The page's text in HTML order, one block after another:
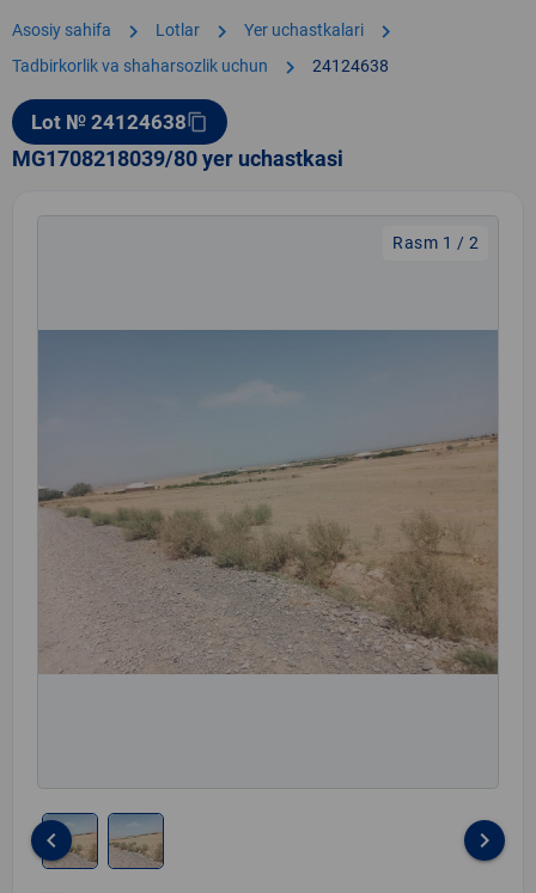
Asosiy sahifa chevron_right Lotlar chevron_right Yer uchastkalari chevron_right
Tadbirkorlik va shaharsozlik uchun chevron_right 24124638
Lot № 24124638content_copy
MG1708218039/80 yer uchastkasi
Rasm 1 / 2
keyboard_arrow_left keyboard_arrow_right